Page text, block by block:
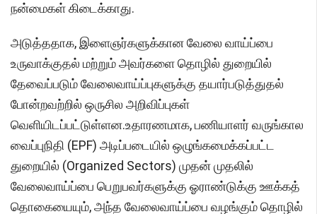
நன்மைகள் கிடைக்காது.
அடுத்ததாக, இளைஞர்களுக்கான வேலை வாய்ப்பை
உருவாக்குதல் மற்றும் அவர்களை தொழில் துறையில்
தேவைப்படும் வேலைவாய்ப்புகளுக்கு தயார்படுத்துதல்
போன்றவற்றில் ஒருசில அறிவிப்புகள்
வெளியிடப்பட்டுள்ளன.உதாரணமாக, பணியாளர் வருங்கால
வைப்புநிதி (EPF) அடிப்படையில் ஒழுங்கமைக்கப்பட்ட
துறையில் (Organized Sectors) முதன் முதலில்
வேலைவாய்ப்பை பெறுபவர்களுக்கு ஓராண்டுக்கு ஊக்கத்
தொகையையும், அந்த வேலைவாய்ப்பை வழங்கும் தொழில்